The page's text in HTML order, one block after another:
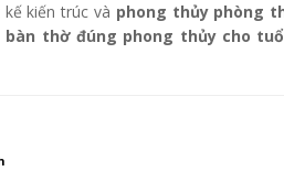
kiến trúc và phong thủy phòng
bàn thờ đúng phong thủy cho